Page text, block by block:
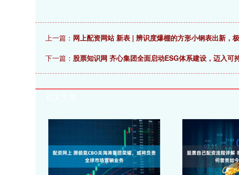
上一篇： 网上配资网站 新表 | 辨识度爆棚的方形小钢表出新，
下一篇： 股票知识网 齐心集团全面启动ESG体系建设，迈入可